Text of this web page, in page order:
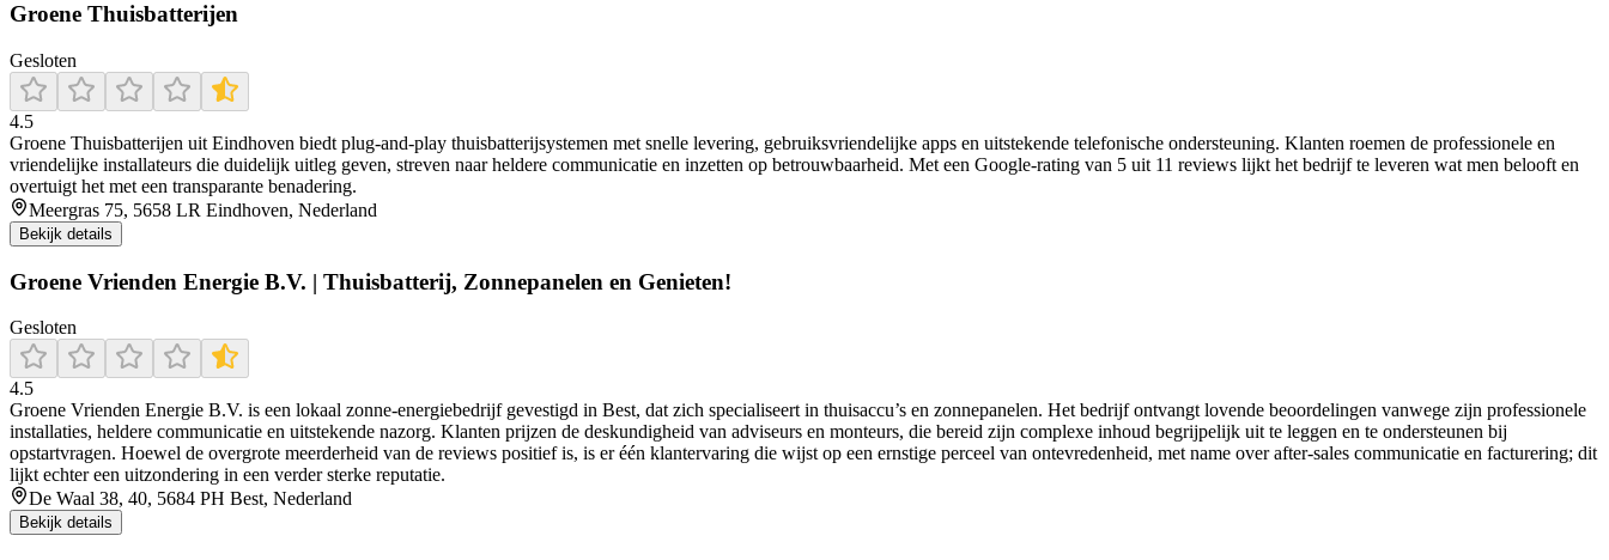
Groene Thuisbatterijen
Gesloten
4.5
Groene Thuisbatterijen uit Eindhoven biedt plug-and-play thuisbatterijsystemen met snelle levering, gebruiksvriendelijke apps en uitstekende telefonische ondersteuning. Klanten roemen de professionele en
vriendelijke installateurs die duidelijk uitleg geven, streven naar heldere communicatie en inzetten op betrouwbaarheid. Met een Google-rating van 5 uit 11 reviews lijkt het bedrijf te leveren wat men belooft en
overtuigt het met een transparante benadering.
Meergras 75, 5658 LR Eindhoven, Nederland
Bekijk details
Groene Vrienden Energie B.V. | Thuisbatterij, Zonnepanelen en Genieten!
Gesloten
4.5
Groene Vrienden Energie B.V. is een lokaal zonne-energiebedrijf gevestigd in Best, dat zich specialiseert in thuisaccu’s en zonnepanelen. Het bedrijf ontvangt lovende beoordelingen vanwege zijn professionele
installaties, heldere communicatie en uitstekende nazorg. Klanten prijzen de deskundigheid van adviseurs en monteurs, die bereid zijn complexe inhoud begrijpelijk uit te leggen en te ondersteunen bij
opstartvragen. Hoewel de overgrote meerderheid van de reviews positief is, is er één klantervaring die wijst op een ernstige perceel van ontevredenheid, met name over after-sales communicatie en facturering; dit
lijkt echter een uitzondering in een verder sterke reputatie.
De Waal 38, 40, 5684 PH Best, Nederland
Bekijk details